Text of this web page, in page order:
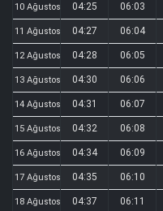
10 Ağustos 04:25 06:03
11 Ağustos 04:27 06:04
12 Ağustos 04:28 06:05
13 Ağustos 04:30 06:06
14 Ağustos 04:31 06:07
15 Ağustos 04:32 06:08
16 Ağustos 04:34 06:09
17 Ağustos 04:35 06:10
18 Ağustos 04:37 06:11